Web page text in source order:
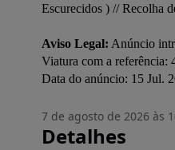
Escurecidos ) // Recolha
Aviso Legal: Anúncio
Viatura com a referência:
Data do anúncio: 15 Jul.
7 de agosto de 2026 às
Detalhes